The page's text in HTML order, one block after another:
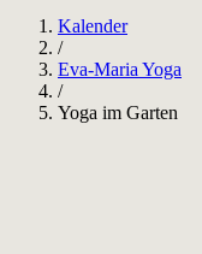
Kalender
/
Eva-Maria Yoga
/
Yoga im Garten